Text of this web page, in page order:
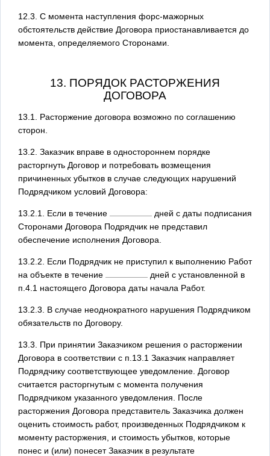
12.3. С момента наступления форс-мажорных
обстоятельств действие Договора приостанавливается до
момента, определяемого Сторонами.
13. ПОРЯДОК РАСТОРЖЕНИЯ
ДОГОВОРА
13.1. Расторжение договора возможно по соглашению
сторон.
13.2. Заказчик вправе в одностороннем порядке
расторгнуть Договор и потребовать возмещения
причиненных убытков в случае следующих нарушений
Подрядчиком условий Договора:
13.2.1. Если в течение
дней с даты подписания
Сторонами Договора Подрядчик не представил
обеспечение исполнения Договора.
13.2.2. Если Подрядчик не приступил к выполнению Работ
на объекте в течение
дней с установленной в
п.4.1 настоящего Договора даты начала Работ.
13.2.3. В случае неоднократного нарушения Подрядчиком
обязательств по Договору.
13.3. При принятии Заказчиком решения о расторжении
Договора в соответствии с п.13.1 Заказчик направляет
Подрядчику соответствующее уведомление. Договор
считается расторгнутым с момента получения
Подрядчиком указанного уведомления. После
расторжения Договора представитель Заказчика должен
оценить стоимость работ, произведенных Подрядчиком к
моменту расторжения, и стоимость убытков, которые
понес и (или) понесет Заказчик в результате